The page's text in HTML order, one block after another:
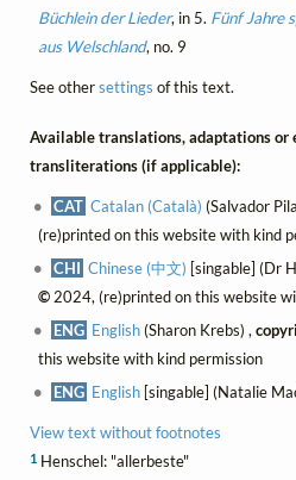
Büchlein der Lieder, in 5. Fünf Jahre
aus Welschland, no. 9
See othersettings of this text.
Available translations, adaptations or
transliterations (if applicable):
CAT Catalan (Català) (Salvador
(re)printed on this website with kind
CHI Chinese (中文) [singable] (Dr
©2024, (re)printed on this website
ENG English(Sharon Krebs) ,
this website with kind permission
ENG English [singable] (Natalie
View text without footnotes
1Henschel: "allerbeste"